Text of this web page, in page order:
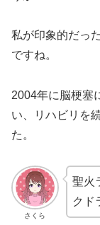
私が印象的だっ
ですね。
2004年に脳梗塞
い、リハビリを
た。
さくら
聖火
クド